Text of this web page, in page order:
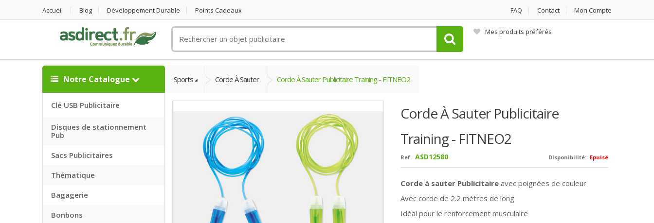
Accueil Blog Développement Durable Points Cadeaux FAQ Contact Mon Compte
un
objet
publicitaire
Mes produits préférés
Notre Catalogue
Clé USB Publicitaire
Disques de stationnement
Pub
Sacs Publicitaires
Thématique
Bagagerie
Bonbons
Sports Corde À Sauter Corde À Sauter Publicitaire Training - FITNEO2
Corde À Sauter Publicitaire
Training - FITNEO2
Disponibilité: Epuisé
Ref. ASD12580
Corde à sauter Publicitaireavec poignées de couleur
Avec corde de 2.2 mètres de long
Idéal pour le renforcement musculaire